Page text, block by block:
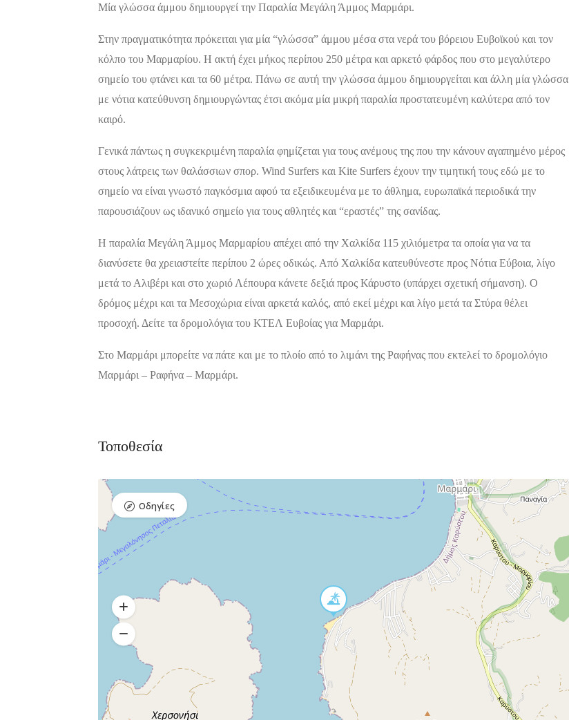
Μία γλώσσα άμμου δημιουργεί την Παραλία Μεγάλη Άμμος Μαρμάρι.
Στην πραγματικότητα πρόκειται για μία “γλώσσα” άμμου μέσα στα νερά του βόρειου Ευβοϊκού και τον
κόλπο του Μαρμαρίου. Η ακτή έχει μήκος περίπου 250 μέτρα και αρκετό φάρδος που στο μεγαλύτερο
σημείο του φτάνει και τα 60 μέτρα. Πάνω σε αυτή την γλώσσα άμμου δημιουργείται και άλλη μία γλώσσα
με νότια κατεύθυνση δημιουργώντας έτσι ακόμα μία μικρή παραλία προστατευμένη καλύτερα από τον
καιρό.
Γενικά πάντως η συγκεκριμένη παραλία φημίζεται για τους ανέμους της που την κάνουν αγαπημένο μέρος
στους λάτρεις των θαλάσσιων σπορ. Wind Surfers και Kite Surfers έχουν την τιμητική τους εδώ με το
σημείο να είναι γνωστό παγκόσμια αφού τα εξειδικευμένα με το άθλημα, ευρωπαϊκά περιοδικά την
παρουσιάζουν ως ιδανικό σημείο για τους αθλητές και “εραστές” της σανίδας.
Η παραλία Μεγάλη Άμμος Μαρμαρίου απέχει από την Χαλκίδα 115 χιλιόμετρα τα οποία για να τα
διανύσετε θα χρειαστείτε περίπου 2 ώρες οδικώς. Από Χαλκίδα κατευθύνεστε προς Νότια Εύβοια, λίγο
μετά το Αλιβέρι και στο χωριό Λέπουρα κάνετε δεξιά προς Κάρυστο (υπάρχει σχετική σήμανση). Ο
δρόμος μέχρι και τα Μεσοχώρια είναι αρκετά καλός, από εκεί μέχρι και λίγο μετά τα Στύρα θέλει
προσοχή. Δείτε τα δρομολόγια του ΚΤΕΛ Ευβοίας για Μαρμάρι.
Στο Μαρμάρι μπορείτε να πάτε και με το πλοίο από το λιμάνι της Ραφήνας που εκτελεί το δρομολόγιο
Μαρμάρι – Ραφήνα – Μαρμάρι.
Τοποθεσία
Οδηγίες